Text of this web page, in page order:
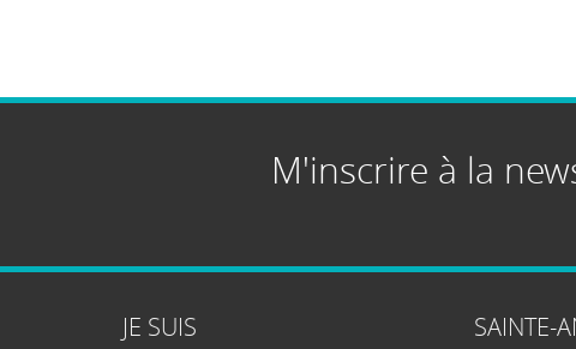
M'inscrire à la
JE SUIS SAINTE-